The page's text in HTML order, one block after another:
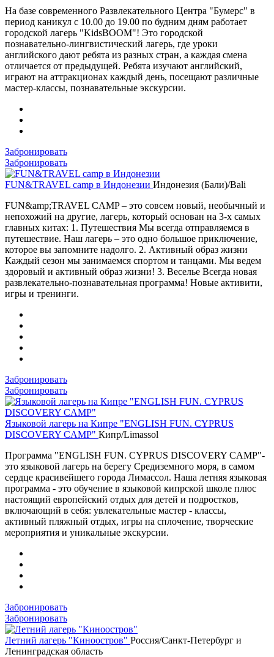
На базе современного Развлекательного Центра "Бумерс" в
период каникул с 10.00 до 19.00 по будним дням работает
городской лагерь "KidsBOOM"! Это городской
познавательно-лингвистический лагерь, где уроки
английского дают ребята из разных стран, а каждая смена
отличается от предыдущей. Ребята изучают английский,
играют на аттракционах каждый день, посещают различные
мастер-классы, познавательные экскурсии.
Забронировать
Забронировать
FUN&TRAVEL camp в Индонезии Индонезия (Бали)/Bali
FUN&amp;TRAVEL CAMP – это совсем новый, необычный и
непохожий на другие, лагерь, который основан на 3-х самых
главных китах: 1. Путешествия Мы всегда отправляемся в
путешествие. Наш лагерь – это одно большое приключение,
которое вы запомните надолго. 2. Активный образ жизни
Каждый сезон мы занимаемся спортом и танцами. Мы ведем
здоровый и активный образ жизни! 3. Веселье Всегда новая
развлекательно-познавательная программа! Новые активити,
игры и тренинги.
Забронировать
Забронировать
Языковой лагерь на Кипре "ENGLISH FUN. CYPRUS
DISCOVERY CAMP" Кипр/Limassol
Программа "ENGLISH FUN. CYPRUS DISCOVERY CAMP"-
это языковой лагерь на берегу Средиземного моря, в самом
сердце красивейшего города Лимассол. Наша летняя языковая
программа - это обучение в языковой кипрской школе плюс
настоящий европейский отдых для детей и подростков,
включающий в себя: увлекательные мастер - классы,
активный пляжный отдых, игры на сплочение, творческие
мероприятия и уникальные экскурсии.
Забронировать
Забронировать
Летний лагерь "Киноостров" Россия/Санкт-Петербург и
Ленинградская область